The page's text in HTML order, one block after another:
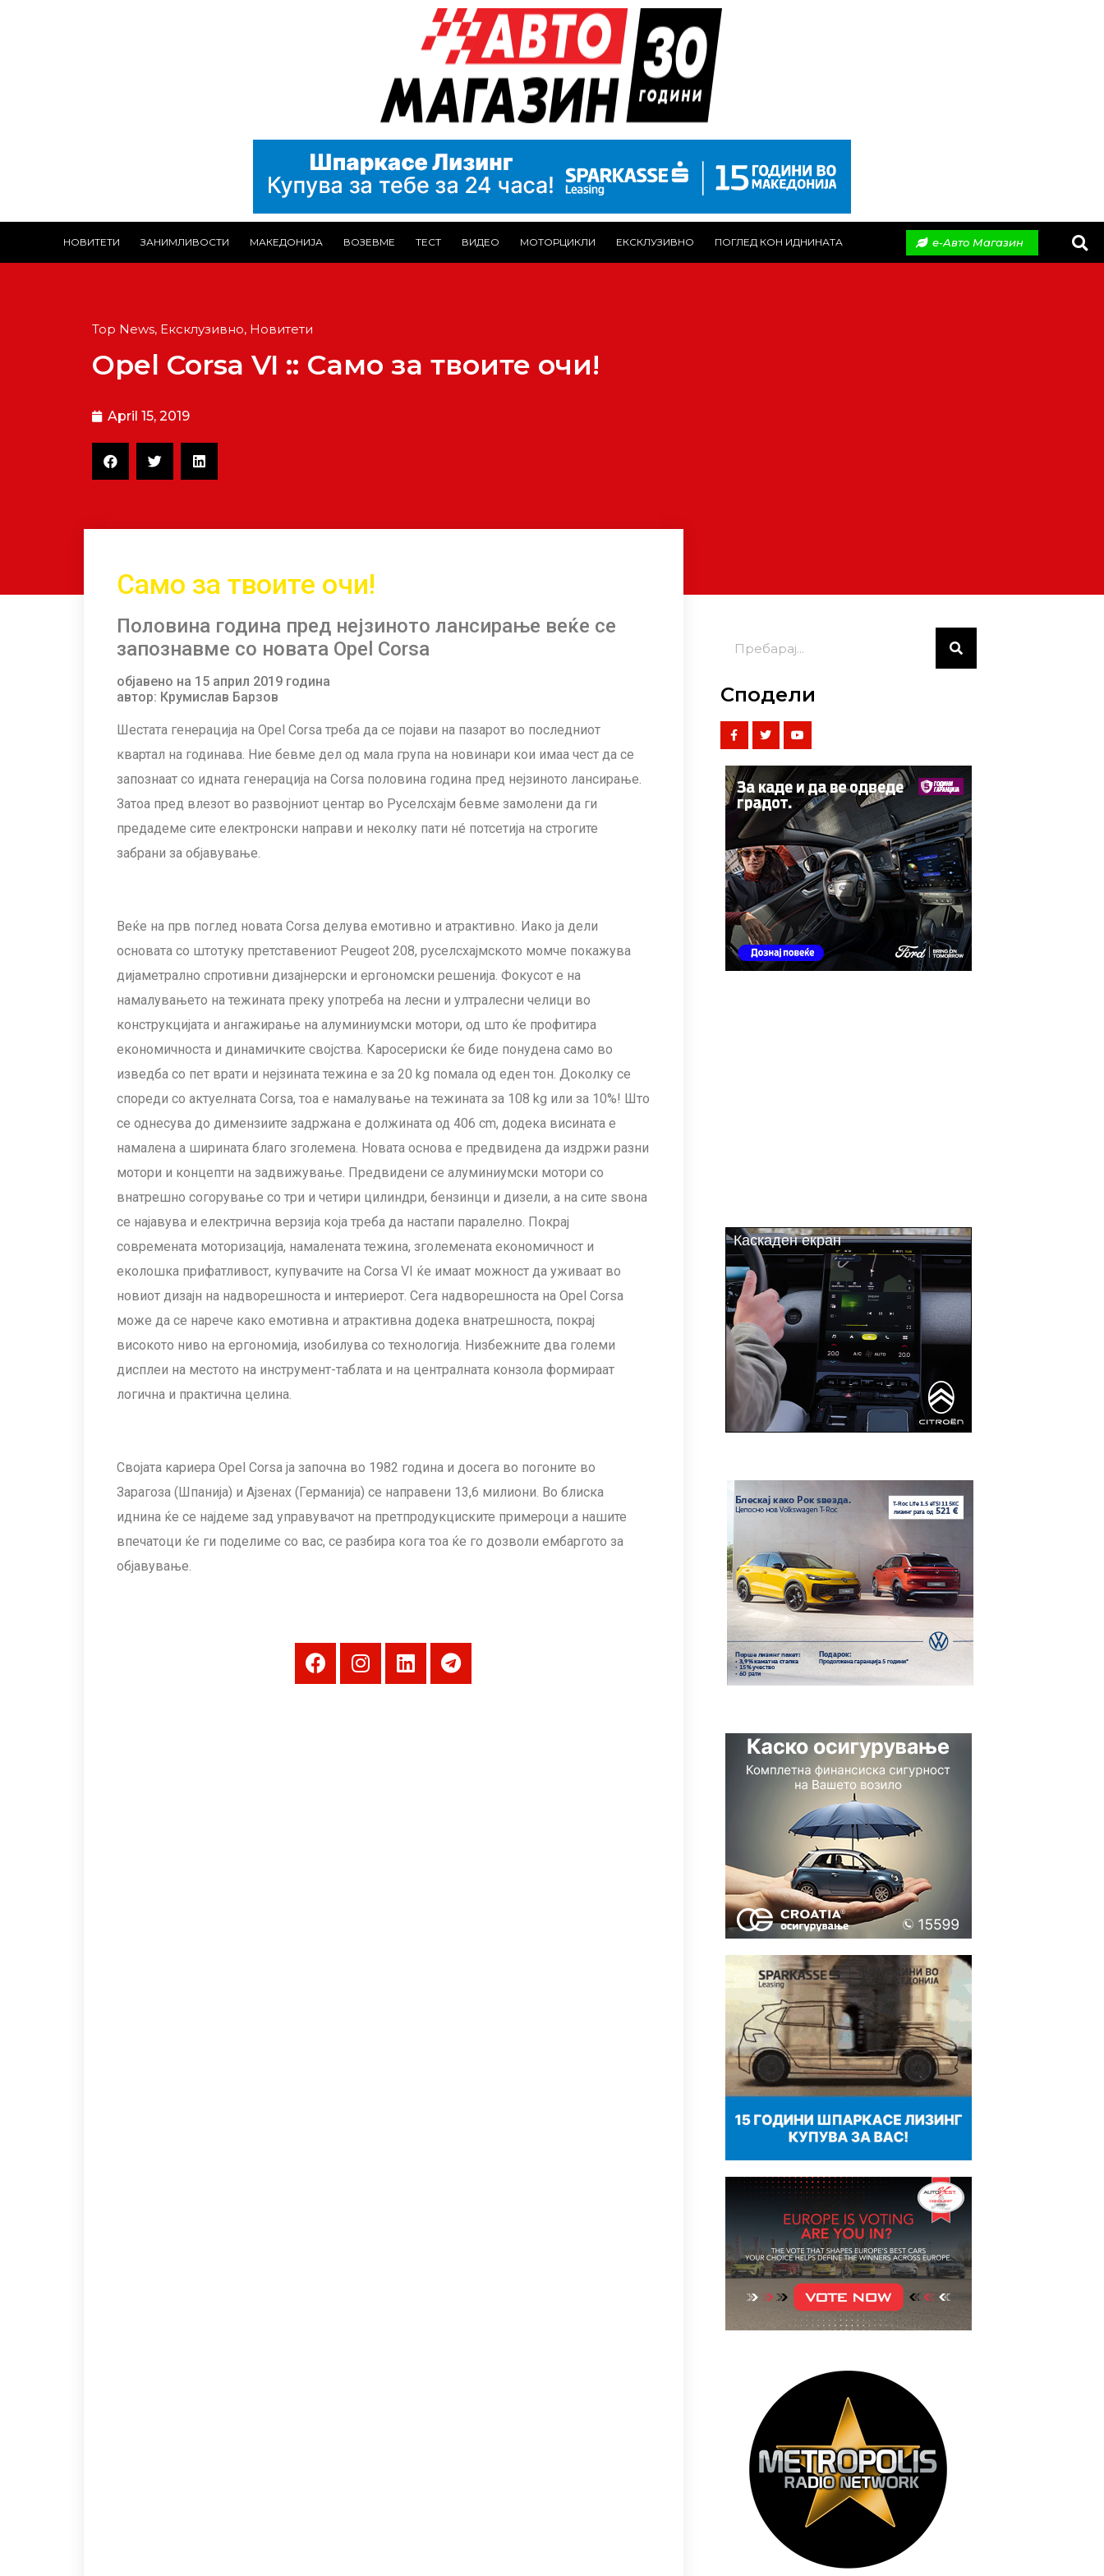
НОВИТЕТИ ЗАНИМЛИВОСТИ МАКЕДОНИЈА ВОЗЕВМЕ ТЕСТ ВИДЕО МОТОРЦИКЛИ ЕКСКЛУЗИВНО ПОГЛЕД КОН ИДНИНАТА е-Авто Магазин
Top News, Ексклузивно, Новитети
Opel Corsa VI :: Само за твоите очи!
April 15, 2019
Само за твоите очи!
Половина година пред нејзиното лансирање веќе се
запознавме со новата Opel Corsa
објавено на 15 април 2019 година
автор: Крумислав Барзов
Шестата генерација на Opel Corsa треба да се појави на пазарот во последниот
квартал на годинава. Ние бевме дел од мала група на новинари кои имаа чест да се
запознаат со идната генерација на Corsa половина година пред нејзиното лансирање.
Затоа пред влезот во развојниот центар во Руселсхајм бевме замолени да ги
предадеме сите електронски направи и неколку пати нé потсетија на строгите
забрани за објавување.
Веќе на прв поглед новата Corsa делува емотивно и атрактивно. Иако ја дели
основата со штотуку претставениот Peugeot 208, руселсхајмското момче покажува
дијаметрално спротивни дизајнерски и ергономски решенија. Фокусот е на
намалувањето на тежината преку употреба на лесни и ултралесни челици во
конструкцијата и ангажирање на алуминиумски мотори, од што ќе профитира
економичноста и динамичките својства. Каросериски ќе биде понудена само во
изведба со пет врати и нејзината тежина е за 20 kg помала од еден тон. Доколку се
спореди со актуелната Corsa, тоа е намалување на тежината за 108 kg или за 10%! Што
се однесува до димензиите задржана е должината од 406 cm, додека висината е
намалена а ширината благо зголемена. Новата основа е предвидена да издржи разни
мотори и концепти на задвижување. Предвидени се алуминиумски мотори со
внатрешно согорување со три и четири цилиндри, бензинци и дизели, а на сите ѕвона
се најавува и електрична верзија која треба да настапи паралелно. Покрај
современата моторизација, намалената тежина, зголемената економичност и
еколошка прифатливост, купувачите на Corsa VI ќе имаат можност да уживаат во
новиот дизајн на надворешноста и интериерот. Сега надворешноста на Opel Corsa
може да се нарече како емотивна и атрактивна додека внатрешноста, покрај
високото ниво на ергономија, изобилува со технологија. Низбежните два големи
дисплеи на местото на инструмент-таблата и на централната конзола формираат
логична и практична целина.
Својата кариера Opel Corsa ја започна во 1982 година и досега во погоните во
Зарагоза (Шпанија) и Ајзенах (Германија) се направени 13,6 милиони. Во блиска
иднина ќе се најдеме зад управувачот на претпродукциските примероци а нашите
впечатоци ќе ги поделиме со вас, се разбира кога тоа ќе го дозволи ембаргото за
објавување.
Сподели